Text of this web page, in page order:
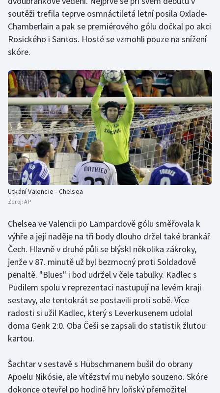
Plavání
Plážový volejbal
Rychlobruslení
Rychlostní kanoistika
Short track
Sportovní střelba
Stolní tenis
Triatlon
Veslování
Vodní slalom
Volejbal
Ostatní
soutěži trefila teprve osmnáctiletá letní posila Oxlade-
Chamberlain a pak se premiérového gólu dočkal po akci
Rosického i Santos. Hosté se vzmohli pouze na snížení
skóre.
Utkání Valencie - Chelsea
Zdroj:AP
Chelsea ve Valencii po Lampardově gólu směřovala k
výhře a její naděje na tři body dlouho držel také brankář
Čech. Hlavně v druhé půli se blýskl několika zákroky,
jenže v 87. minutě už byl bezmocný proti Soldadově
penaltě. "Blues" i bod udržel v čele tabulky. Kadlec s
Pudilem spolu v reprezentaci nastupují na levém kraji
sestavy, ale tentokrát se postavili proti sobě. Více
radosti si užil Kadlec, který s Leverkusenem udolal
doma Genk 2:0. Oba Češi se zapsali do statistik žlutou
kartou.
Šachtar v sestavě s Hübschmanem bušil do obrany
Apoelu Nikósie, ale vítězství mu nebylo souzeno. Skóre
dokonce otevřel po hodině hry loňský přemožitel